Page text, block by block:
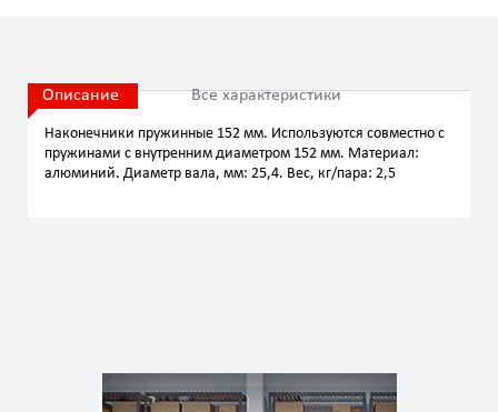
Описание Все характеристики
Наконечники пружинные 152 мм. Используются совместно с
пружинами с внутренним диаметром 152 мм. Материал:
алюминий. Диаметр вала, мм: 25,4. Вес, кг/пара: 2,5